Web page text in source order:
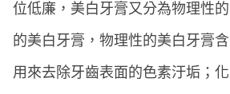
位低廉，美白牙膏又分為物理性
的美白牙膏，物理性的美白牙膏
用來去除牙齒表面的色素汙垢；